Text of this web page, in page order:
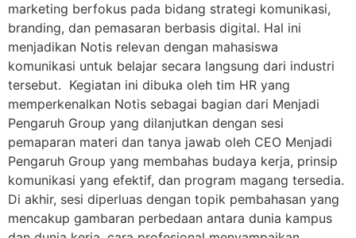
marketing berfokus pada bidang strategi komunikasi,
branding, dan pemasaran berbasis digital. Hal ini
menjadikan Notis relevan dengan mahasiswa
komunikasi untuk belajar secara langsung dari industri
tersebut. Kegiatan ini dibuka oleh tim HR yang
memperkenalkan Notis sebagai bagian dari Menjadi
Pengaruh Group yang dilanjutkan dengan sesi
pemaparan materi dan tanya jawab oleh CEO Menjadi
Pengaruh Group yang membahas budaya kerja, prinsip
komunikasi yang efektif, dan program magang tersedia.
Di akhir, sesi diperluas dengan topik pembahasan yang
mencakup gambaran perbedaan antara dunia kampus